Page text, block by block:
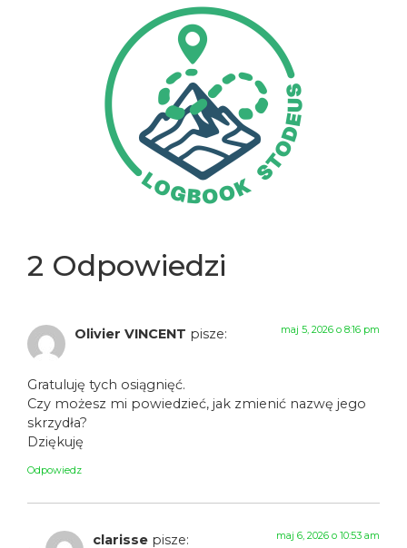
2 Odpowiedzi
Olivier VINCENT pisze: maj 5, 2026 o 8:16 pm
Gratuluję tych osiągnięć.
Czy możesz mi powiedzieć, jak zmienić nazwę jego
skrzydła?
Dziękuję
Odpowiedz
clarisse pisze: maj 6, 2026 o 10:53 am